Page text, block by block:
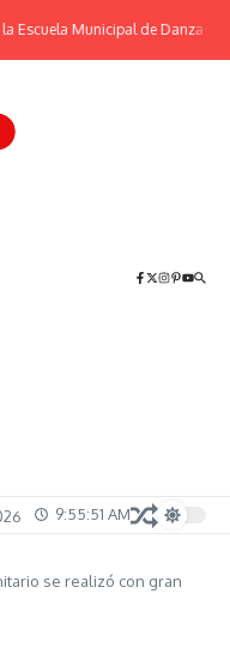
Escuela Municipal de Danzas “El
9:55:52 AM
se realizó con gran